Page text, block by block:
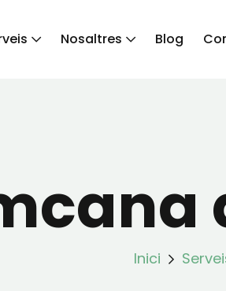
Nosaltres Blog
Inici